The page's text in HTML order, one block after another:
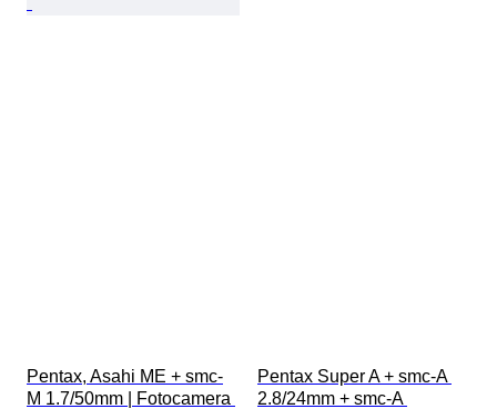
Pentax, Asahi ME + smc-
M 1.7/50mm | Fotocamera
Pentax Super A + smc-A
2.8/24mm + smc-A